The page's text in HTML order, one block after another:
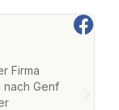
Firma
nach Genf